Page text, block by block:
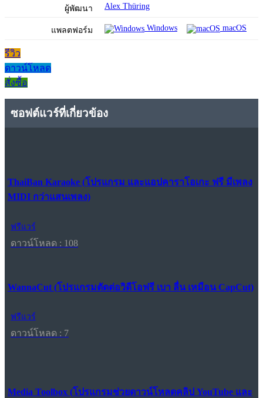
ผู้พัฒนา Alex Thüring
แพลตฟอร์ม Windows macOS
รีวิว
ดาวน์โหลด
สั่งซื้อ
ซอฟต์แวร์ที่เกี่ยวข้อง
ThaiBan Karaoke (โปรแกรม และแอปคาราโอเกะ ฟรี มีเพลง
MIDI กว่าแสนเพลง)
ฟรีแวร์
ดาวน์โหลด : 108
WannaCut (โปรแกรมตัดต่อวิดีโอฟรี เบา ลื่น เหมือน CapCut)
ฟรีแวร์
ดาวน์โหลด : 7
Media Toolbox (โปรแกรมช่วยดาวน์โหลดคลิป YouTube และ